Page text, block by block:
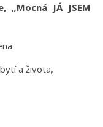
„Mocná JÁ JSEM
a života,